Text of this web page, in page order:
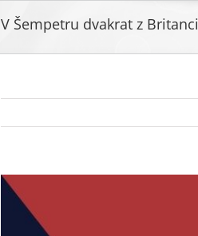
V Šempetru dvakrat z Britanci
View
Larger
Image